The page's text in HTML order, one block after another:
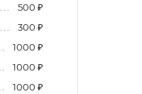
500 ₽
300 ₽
1000 ₽
1000 ₽
1000 ₽